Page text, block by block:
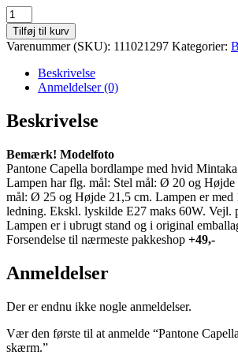
Pantone
Capella
bordlampe
med
hvid
skærm.
Tilføj til kurv
Varenummer (SKU): 111021297 Kategorier:
Beskrivelse
Anmeldelser (0)
Beskrivelse
Bemærk! Modelfoto
Pantone Capella bordlampe med hvid
Lampen har flg. mål: Stel mål: Ø 20 og
mål: Ø 25 og Højde 21,5 cm. Lampen er med
ledning. Ekskl. lyskilde E27 maks 60W. Vejl.
Lampen er i ubrugt stand og i original
Forsendelse til nærmeste pakkeshop +49,-
Anmeldelser
Der er endnu ikke nogle anmeldelser.
Vær den første til at anmelde “Pantone
skærm.”